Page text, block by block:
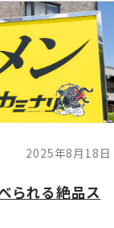
2025年8月18日
られる絶品ス